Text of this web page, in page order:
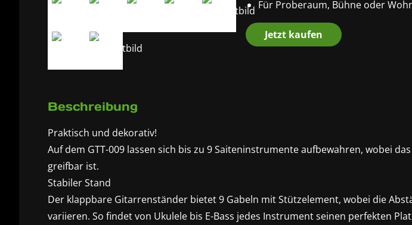
Für Proberaum, Bühne oder
Jetzt kaufen
Beschreibung
Praktisch und dekorativ!
Auf dem GTT-009 lassen sich bis zu 9 Saiteninstrumente aufbewahren, wobei
greifbar ist.
Stabiler Stand
Der klappbare Gitarrenständer bietet 9 Gabeln mit Stützelement, wobei die
variieren. So findet von Ukulele bis E-Bass jedes Instrument seinen perfekten